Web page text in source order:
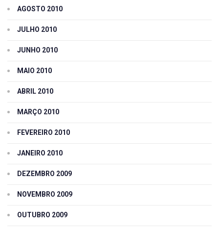
AGOSTO 2010
JULHO 2010
JUNHO 2010
MAIO 2010
ABRIL 2010
MARÇO 2010
FEVEREIRO 2010
JANEIRO 2010
DEZEMBRO 2009
NOVEMBRO 2009
OUTUBRO 2009